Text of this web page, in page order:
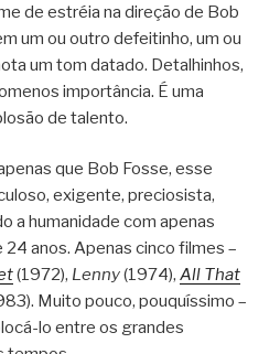
de estréia na direção de Bob
um ou outro defeitinho, um ou
um tom datado. Detalhinhos,
importância. É uma
de talento.
que Bob Fosse, esse
exigente, preciosista,
a humanidade com apenas
anos. Apenas cinco filmes –
(1972), Lenny(1974), All That
Muito pouco, pouquíssimo –
lo entre os grandes